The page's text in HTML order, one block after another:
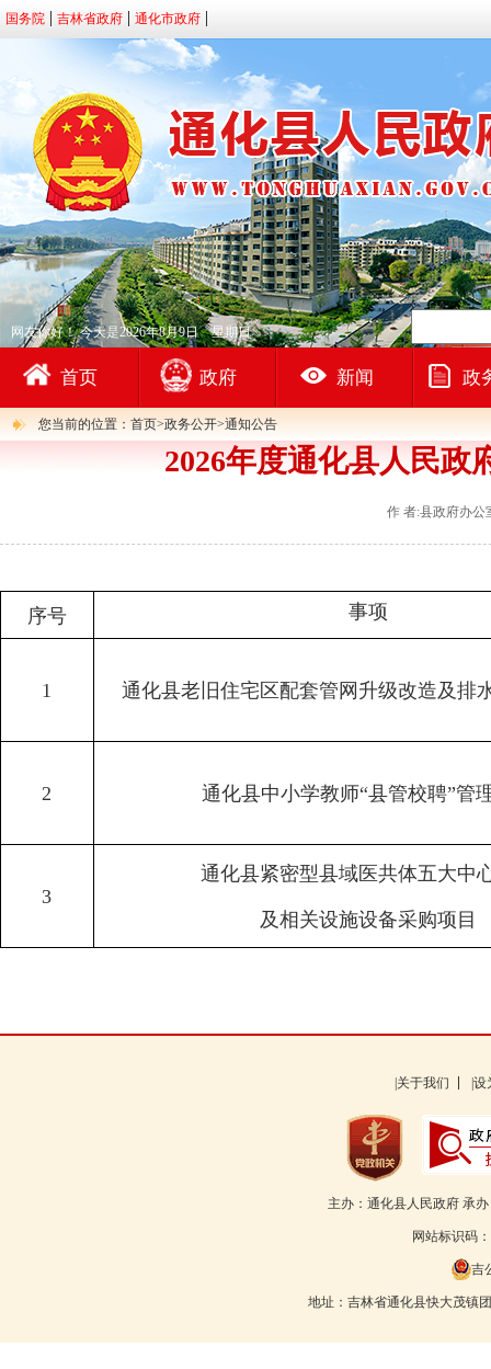
国务院 吉林省政府 通化市政府
网友你好！今天是2026年8月9日 星期日
首页 政府 新闻 政
您当前的位置：首页>政务公开>通知公告
2026年度通化县人民政
作 者:县政府办公
序号 事项
1 通化县老旧住宅区配套管网升级改造及排
2 通化县中小学教师“县管校聘”管
3
通化县紧密型县域医共体五大中
及相关设施设备采购项目
|关于我们 |
主办：通化县人民政府 承
网站标识码
吉
地址：吉林省通化县快大茂镇